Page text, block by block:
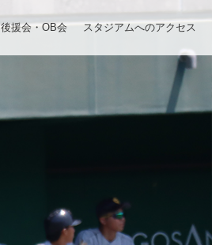
後援会・OB会 スタジアムへのアクセス